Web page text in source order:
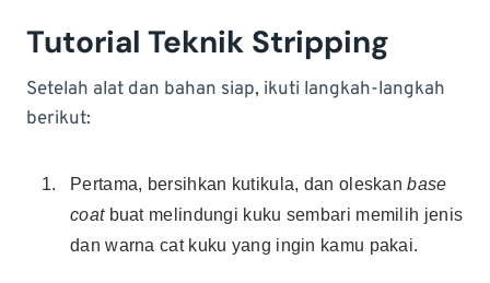
Tutorial Teknik Stripping
Setelah alat dan bahan siap, ikuti langkah-langkah
berikut:
Pertama, bersihkan kutikula, dan oleskanbase
coatbuat melindungi kuku sembari memilih jenis
dan warna cat kuku yang ingin kamu pakai.